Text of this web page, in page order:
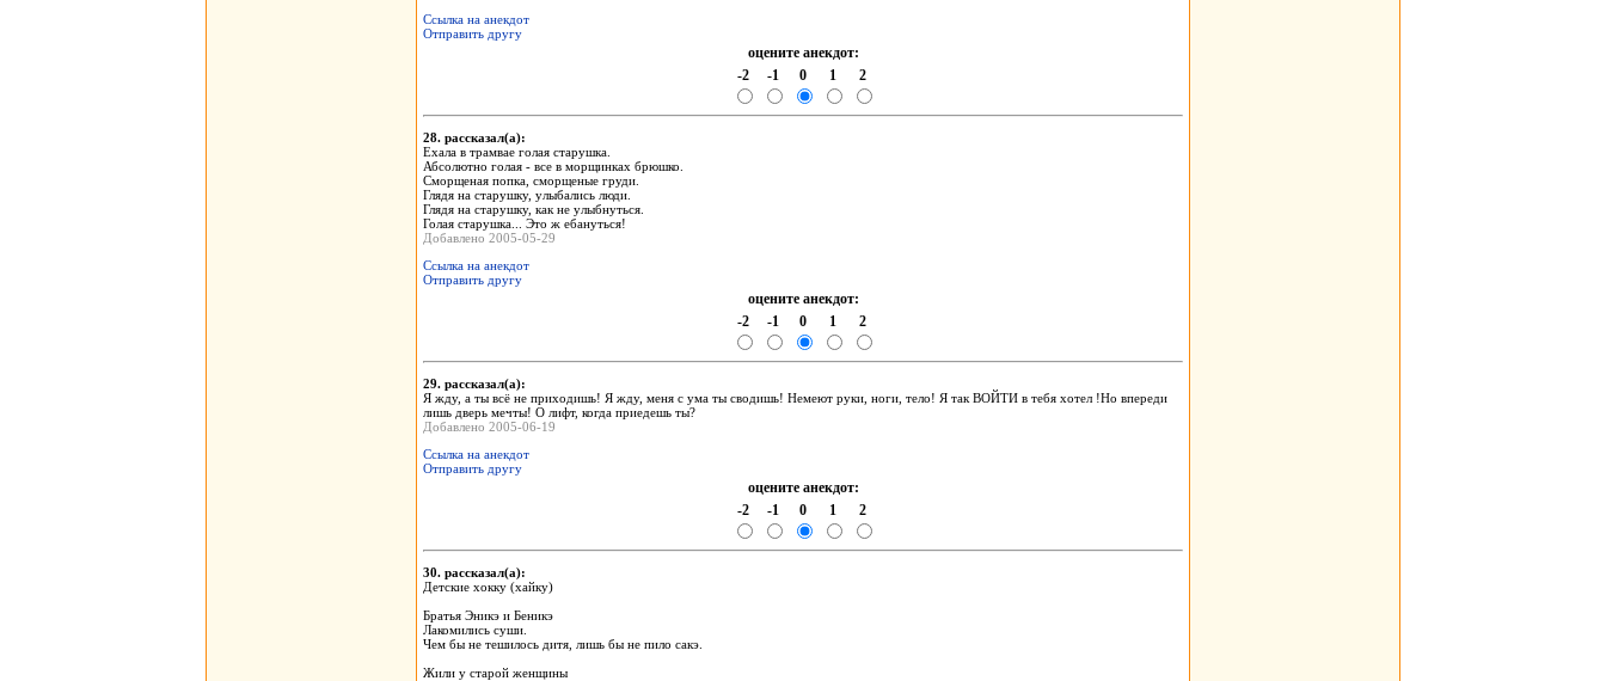
Ссылка на анекдот
Отправить другу
оцените анекдот:
-2
-1 0 1 2
28. рассказал(а):
Ехала в трамвае голая старушка.
Абсолютно голая - все в морщинках брюшко.
Сморщеная попка, сморщеные груди.
Глядя на старушку, улыбались люди.
Глядя на старушку, как не улыбнуться.
Голая старушка... Это ж ебануться!
Добавлено 2005-05-29
Ссылка на анекдот
Отправить другу
оцените анекдот:
-2
-1 0 1 2
29. рассказал(а):
Я жду, а ты всё не приходишь! Я жду, меня с ума ты сводишь! Немеют руки, ноги, тело! Я так ВОЙТИ в тебя хотел !Но впереди
лишь дверь мечты! О лифт, когда приедешь ты?
Добавлено 2005-06-19
Ссылка на анекдот
Отправить другу
оцените анекдот:
-2
-1 0 1 2
30. рассказал(а):
Детские хокку (хайку)
Братья Эникэ и Беникэ
Лакомились суши.
Чем бы не тешилось дитя, лишь бы не пило сакэ.
Жили у старой женщины